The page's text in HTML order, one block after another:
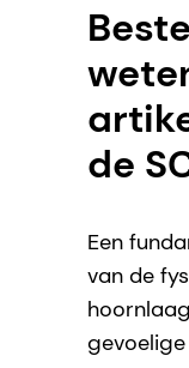
de
Een
van de